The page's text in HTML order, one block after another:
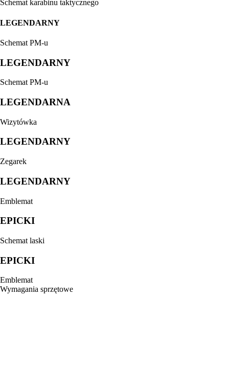
Schemat karabinu taktycznego
LEGENDARNY
Schemat PM-u
LEGENDARNY
Schemat PM-u
LEGENDARNA
Wizytówka
LEGENDARNY
Zegarek
LEGENDARNY
Emblemat
EPICKI
Schemat laski
EPICKI
Emblemat
Wymagania sprzętowe